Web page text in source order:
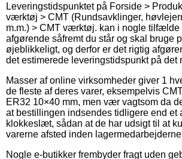
Leveringstidspunktet på Forside >
værktøj > CMT (Rundsavklinger,
m.m.) > CMT værktøj. kan i nogle
afgørende såfremt du står og skal bruge
øjeblikkeligt, og derfor er det rigtig
det estimerede leveringstidspunkt på det
Masser af online virksomheder giver 1
de fleste af deres varer, eksempelvis
ER32 10×40 mm, men vær vagtsom da
at bestillingen indsendes tidligere end et
klokkeslæt, sådan at de har udsigt til at
varerne afsted inden
Nogle e-butikker frembyder fragt uden